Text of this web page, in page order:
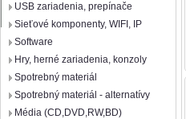
USB zariadenia, prepínače
Sieťové komponenty, WIFI, IP
Software
Hry, herné zariadenia, konzoly
Spotrebný materiál
Spotrebný materiál - alternatívy
Média (CD,DVD,RW,BD)